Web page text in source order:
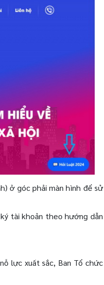
ở góc phải màn hình để sử
tài khoản theo hướng dẫn
lực xuất sắc, Ban Tổ chức